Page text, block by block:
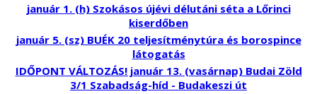
január 1. (h) Szokásos újévi délutáni séta a Lőrinci
kiserdőben
január 5. (sz) BUÉK 20 teljesítménytúra és borospince
látogatás
IDŐPONT VÁLTOZÁS! január 13. (vasárnap) Budai Zöld
3/1 Szabadság-híd - Budakeszi út